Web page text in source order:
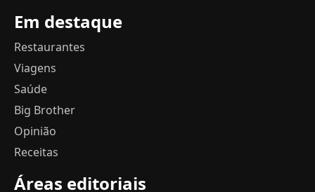
Em destaque
Restaurantes
Viagens
Saúde
Big Brother
Opinião
Receitas
Áreas editoriais